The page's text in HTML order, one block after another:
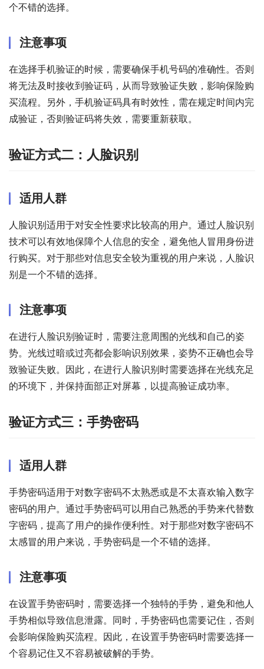
个不错的选择。
注意事项
在选择手机验证的时候，需要确保手机号码的准确性。否则
将无法及时接收到验证码，从而导致验证失败，影响保险购
买流程。另外，手机验证码具有时效性，需在规定时间内完
成验证，否则验证码将失效，需要重新获取。
验证方式二：人脸识别
适用人群
人脸识别适用于对安全性要求比较高的用户。通过人脸识别
技术可以有效地保障个人信息的安全，避免他人冒用身份进
行购买。对于那些对信息安全较为重视的用户来说，人脸识
别是一个不错的选择。
注意事项
在进行人脸识别验证时，需要注意周围的光线和自己的姿
势。光线过暗或过亮都会影响识别效果，姿势不正确也会导
致验证失败。因此，在进行人脸识别时需要选择在光线充足
的环境下，并保持面部正对屏幕，以提高验证成功率。
验证方式三：手势密码
适用人群
手势密码适用于对数字密码不太熟悉或是不太喜欢输入数字
密码的用户。通过手势密码可以用自己熟悉的手势来代替数
字密码，提高了用户的操作便利性。对于那些对数字密码不
太感冒的用户来说，手势密码是一个不错的选择。
注意事项
在设置手势密码时，需要选择一个独特的手势，避免和他人
手势相似导致信息泄露。同时，手势密码也需要记住，否则
会影响保险购买流程。因此，在设置手势密码时需要选择一
个容易记住又不容易被破解的手势。